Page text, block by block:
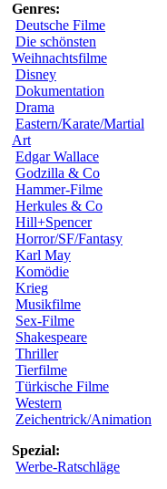
Genres:
Deutsche Filme
Die schönsten
Weihnachtsfilme
Disney
Dokumentation
Drama
Eastern/Karate/Martial
Art
Edgar Wallace
Godzilla & Co
Hammer-Filme
Herkules & Co
Hill+Spencer
Horror/SF/Fantasy
Karl May
Komödie
Krieg
Musikfilme
Sex-Filme
Shakespeare
Thriller
Tierfilme
Türkische Filme
Western
Zeichentrick/Animation
Spezial:
Werbe-Ratschläge